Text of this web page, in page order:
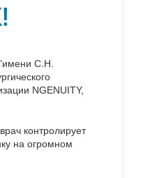
С.Н.
NGENUITY,
контролирует
на огромном